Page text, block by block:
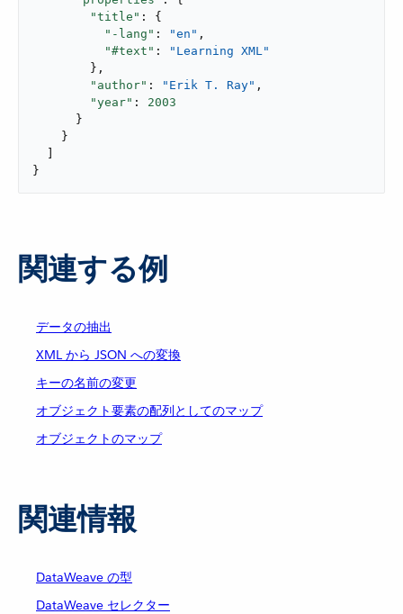
"title" : {
"-lang" : "en" ,
"#text" :
"Learning XML"
        },
"author" : "Erik T. Ray" ,
"year" : 2003
      }
    }
}
関連する例
データの抽出
XML から JSON への変換
キーの名前の変更
オブジェクト要素の配列としてのマップ
オブジェクトのマップ
関連情報
DataWeave の型
DataWeave セレクター